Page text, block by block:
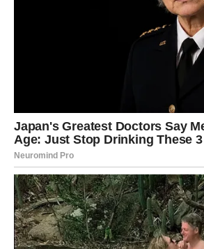
Postoji velika mogućnost da ćete
problem koji vas već dugo opterećuje.
budete vodili sa bliskom osobom
olakšanje i pomoći vam da konačno
Mnogi Lavovi će upravo kroz porodicu
mira koja im je nedostajala. Shvatićete
podrška ljudi koje volite i koliko ste
ljubavlju.
Sudbina vam donosi